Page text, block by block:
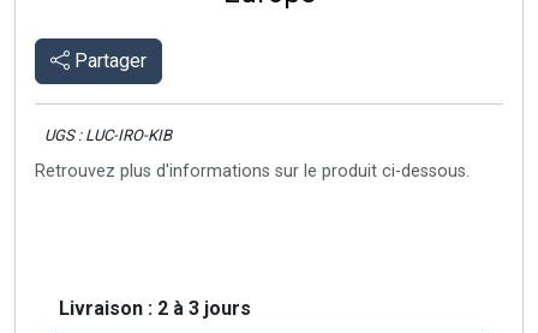
Partager
UGS : LUC-IRO-KIB
Retrouvez plus d'informations sur le produit ci-dessous.
Livraison : 2 à 3 jours